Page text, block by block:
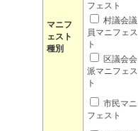
マニフ
ェスト
種別
フェスト
村議会議
員マニフェス
ト
区議会会
派マニフェス
ト
市民マニ
フェスト